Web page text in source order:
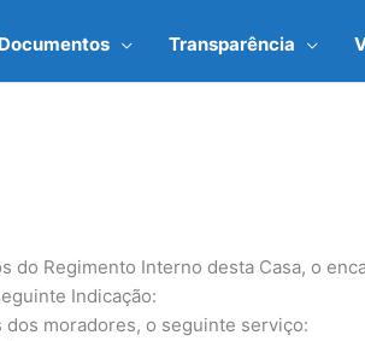
Documentos Transparência
do Regimento Interno desta Casa, o
Indicação:
dos moradores, o seguinte serviço: